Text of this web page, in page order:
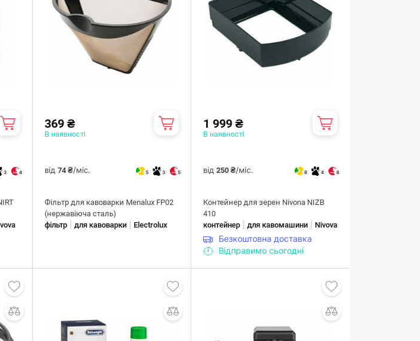
3 4
369 ₴
В наявності
від74 ₴/міс. 5 3 5
Фільтр для кавоварки Menalux FP02
(нержавіюча сталь)
фільтр |для кавоварки Electrolux
1 999 ₴
В наявності
від250 ₴/міс. 8 4 8
Контейнер для зерен Nivona NIZB
410
контейнер |для кавомашини Nivova
Безкоштовна доставка
Відправимо сьогодні